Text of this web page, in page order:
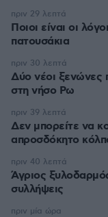
Ποιοι είναι οι
πατουσάκια
πριν 29 λεπτά
Δύο νέοι ξενώνες
στη νήσο Ρω
πριν 30 λεπτά
Δεν μπορείτε να
απροσδόκητο
πριν 39 λεπτά
Άγριος
συλλήψεις
πριν 40 λεπτά
πριν μία ώρα